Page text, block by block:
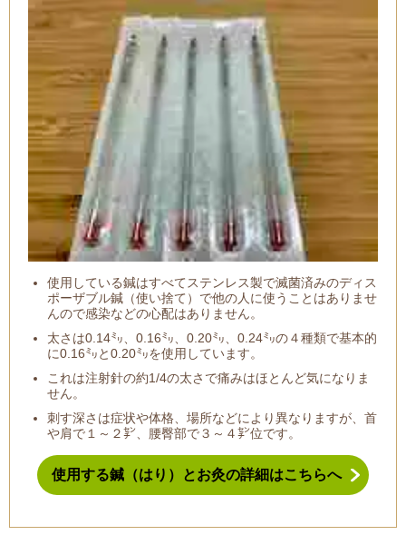
使用している鍼はすべてステンレス製で滅菌済みのディス
ポーザブル鍼（使い捨て）で他の人に使うことはありませ
んので感染などの心配はありません。
太さは0.14㍉、0.16㍉、0.20㍉、0.24㍉の４種類で基本的
に0.16㍉と0.20㍉を使用しています。
これは注射針の約1/4の太さで痛みはほとんど気になりま
せん。
刺す深さは症状や体格、場所などにより異なりますが、首
や肩で１～２㌢、腰臀部で３～４㌢位です。
使用する鍼（はり）とお灸の詳細はこちらへ